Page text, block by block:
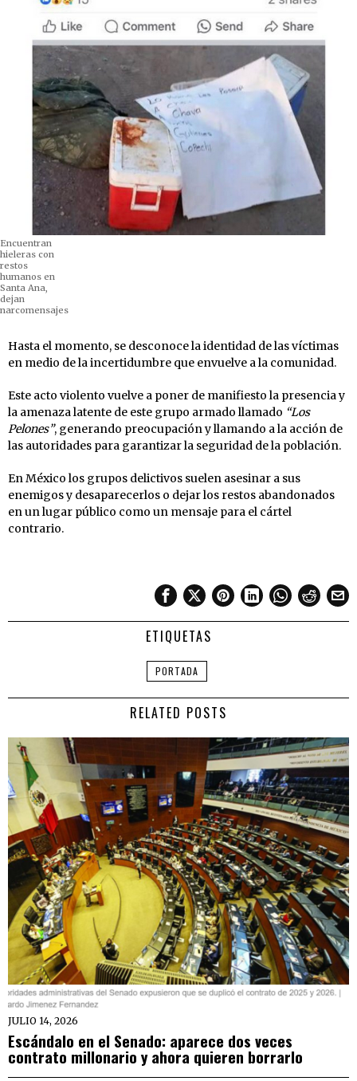
Encuentran
hieleras con
restos
humanos en
Santa Ana,
dejan
narcomensajes
Hasta el momento, se desconoce la identidad de las víctimas
en medio de la incertidumbre que envuelve a la comunidad.
Este acto violento vuelve a poner de manifiesto la presencia y
la amenaza latente de este grupo armado llamado “Los
Pelones”, generando preocupación y llamando a la acción de
las autoridades para garantizar la seguridad de la población.
En México los grupos delictivos suelen asesinar a sus
enemigos y desaparecerlos o dejar los restos abandonados
en un lugar público como un mensaje para el cártel
contrario.
ETIQUETAS
PORTADA
RELATED POSTS
JULIO 14, 2026
Escándalo en el Senado: aparece dos veces
contrato millonario y ahora quieren borrarlo